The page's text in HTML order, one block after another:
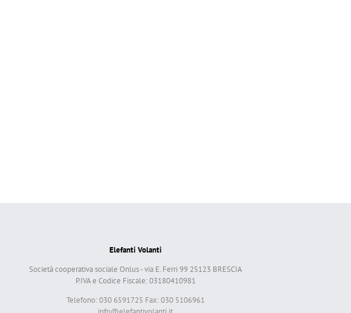
Elefanti Volanti
Società cooperativa sociale Onlus - via E. Ferri 99 25123 BRESCIA
P.IVA e Codice Fiscale: 03180410981
Telefono: 030 6591725 Fax: 030 5106961